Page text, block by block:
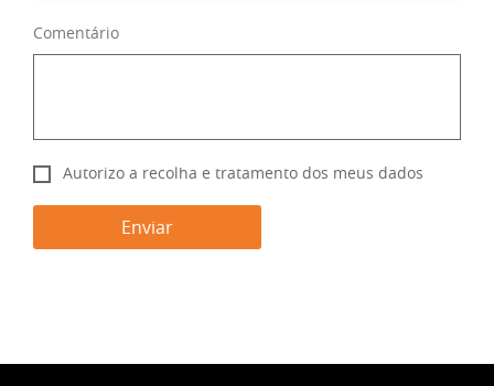
Comentário
Autorizo a recolha e tratamento dos meus dados